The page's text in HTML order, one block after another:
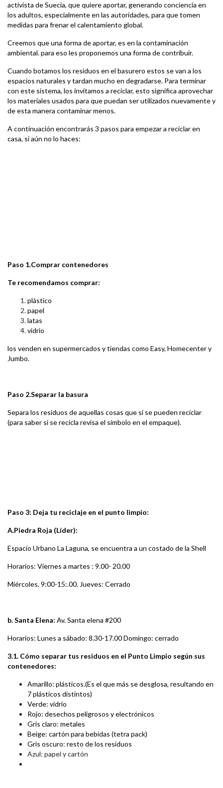
activista de Suecia, que quiere aportar, generando conciencia en
los adultos, especialmente en las autoridades, para que tomen
medidas para frenar el calentamiento global.
Creemos que una forma de aportar, es en la contaminación
ambiental. para eso les proponemos una forma de contribuir.
Cuando botamos los residuos en el basurero estos se van a los
espacios naturales y tardan mucho en degradarse. Para terminar
con este sistema, los invitamos a reciclar, esto significa aprovechar
los materiales usados para que puedan ser utilizados nuevamente y
de esta manera contaminar menos.
A continuación encontrarás 3 pasos para empezar a reciclar en
casa, si aún no lo haces:
Paso 1.Comprar contenedores
Te recomendamos comprar:
plástico
papel
latas
vidrio
los venden en supermercados y tiendas como Easy, Homecenter y
Jumbo.
Paso 2.Separar la basura
Separa los residuos de aquellas cosas que sí se pueden reciclar
(para saber si se recicla revisa el símbolo en el empaque).
Paso 3: Deja tu reciclaje en el punto limpio:
A.Piedra Roja (Líder):
Espacio Urbano La Laguna, se encuentra a un costado de la Shell
Horarios: Viernes a martes : 9.00- 20.00
Miércoles. 9:00-15:.00. Jueves: Cerrado
b. Santa Elena: Av. Santa elena #200
Horarios: Lunes a sábado: 8.30-17.00Domingo: cerrado
3.1. Cómo separar tus residuos en el Punto Limpio según sus
contenedores:
Amarillo: plásticos.(Es el que más se desglosa, resultando en
7 plásticos distintos)
Verde: vidrio
Rojo: desechos peligrosos y electrónicos
Gris claro: metales
Beige: cartón para bebidas (tetra pack)
Gris oscuro: resto de los residuos
Azul: papel y cartón